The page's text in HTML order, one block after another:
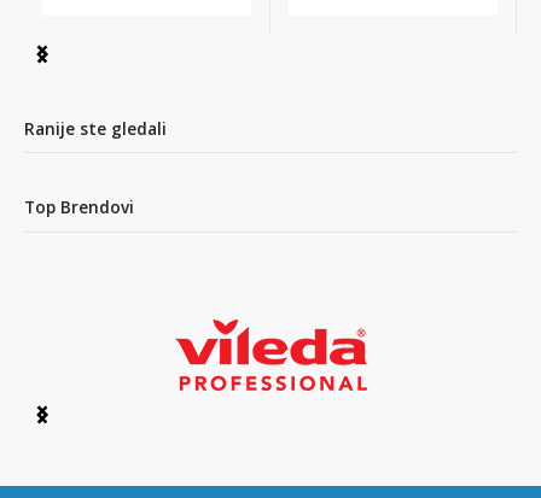
Item
9
Ranije ste gledali
Top Brendovi
Item
6